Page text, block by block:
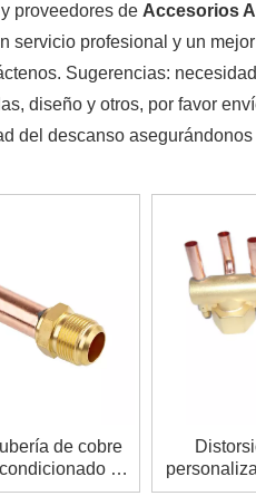
proveedores de Accesorios
servicio profesional y un
Sugerencias:
diseño y otros, por favor
del descanso
de cobre
en